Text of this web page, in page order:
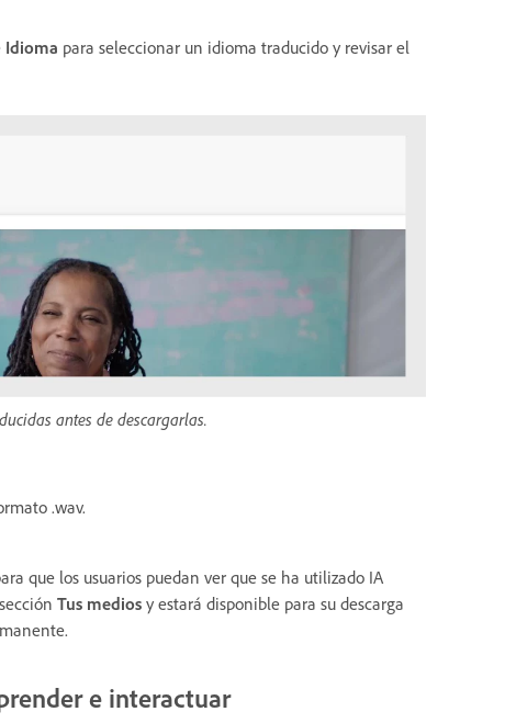
Idioma para seleccionar un idioma traducido y revisar el
antes de descargarlas.
.wav.
que los usuarios puedan ver que se ha utilizado IA
Tus medios y estará disponible para su descarga
e interactuar